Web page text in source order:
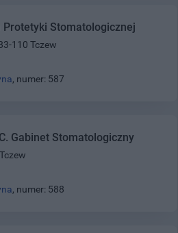
Stomatologicznej
110 Tczew
, numer: 587
Gabinet Stomatologiczny
, numer: 588